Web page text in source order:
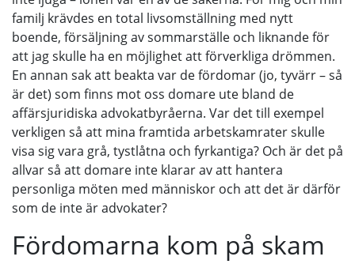
familj krävdes en total livsomställning med nytt
boende, försäljning av sommarställe och liknande för
att jag skulle ha en möjlighet att förverkliga drömmen.
En annan sak att beakta var de fördomar (jo, tyvärr – så
är det) som finns mot oss domare ute bland de
affärsjuridiska advokatbyråerna. Var det till exempel
verkligen så att mina framtida arbetskamrater skulle
visa sig vara grå, tystlåtna och fyrkantiga? Och är det på
allvar så att domare inte klarar av att hantera
personliga möten med människor och att det är därför
som de inte är advokater?
Fördomarna kom på skam